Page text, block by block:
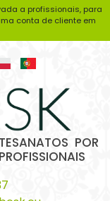
a profissionais, para
conta de cliente em
POR